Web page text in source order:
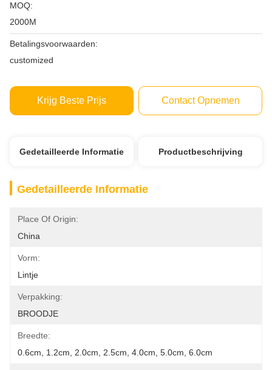
MOQ:
2000M
Betalingsvoorwaarden:
customized
Krijg Beste Prijs Contact Opnemen
Gedetailleerde Informatie Productbeschrijving
Gedetailleerde Informatie
Place Of Origin:
China
Vorm:
Lintje
Verpakking:
BROODJE
Breedte:
0.6cm, 1.2cm, 2.0cm, 2.5cm, 4.0cm, 5.0cm, 6.0cm